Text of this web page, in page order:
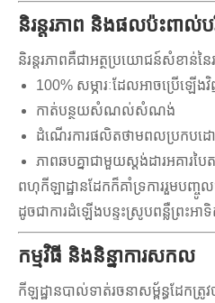
និរន្តរភាព និងផលប៉ះពាល់ប
និរន្តរភាពគឺជាអត្ថប្រយោជន៍សំខាន់នៃ
100% សម្ភារៈដែលអាចប្រើឡើង
កាត់បន្ថយសំណល់សំណង់
ដំណើរការផលិតថាមពលប្រកបដ
ភាពឆបគ្នាជាមួយស្តង់ដារអគារបៃ
ពហុកីឡាដ្ឋានដែកក៏គាំទ្រការរួមបញ្
ដូចជាការដំឡើងបន្ទះស្រូបពន្លឺព្រះអ
កម្មវិធី និងនិន្នាការសកល
កីឡដ្ឋានបាល់ទាត់រចនាសម្ព័ន្ធដែក